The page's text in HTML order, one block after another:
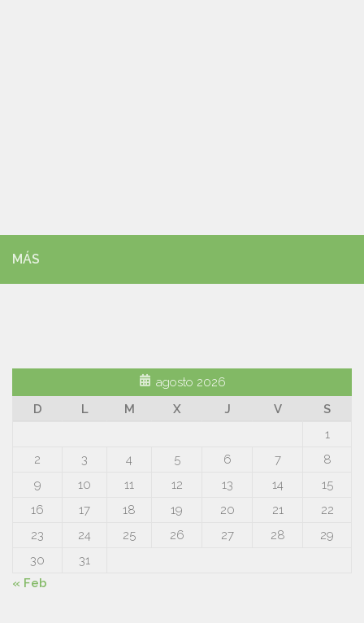
MÁS
agosto 2026
D
L M X J V
S
1
2
3 4 5 6 7
8
9
10 11 12 13 14
15
16
17 18 19 20 21
22
23
24 25 26 27 28
29
30
31
« Feb